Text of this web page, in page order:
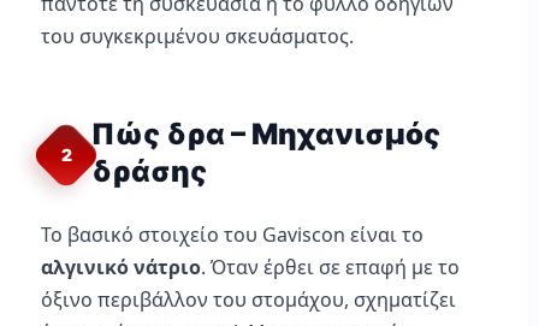
του συγκεκριμένου σκευάσματος.
2
Πώς δρα – Μηχανισμός
δράσης
Το βασικό στοιχείο του Gaviscon είναι το
αλγινικό νάτριο. Όταν έρθει σε επαφή με το
όξινο περιβάλλον του στομάχου, σχηματίζει